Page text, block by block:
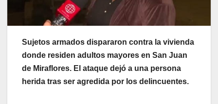
Sujetos armados dispararon contra la vivienda
donde residen adultos mayores en San Juan
de Miraflores. El ataque dejó a una persona
herida tras ser agredida por los delincuentes.